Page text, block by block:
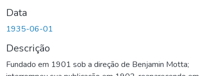
Data
1935-06-01
Descrição
Fundado em 1901 sob a direção de Benjamin Motta;